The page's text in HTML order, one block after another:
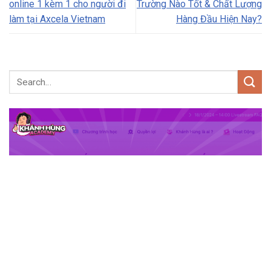
online 1 kèm 1 cho người đi
làm tại Axcela Vietnam
Trường Nào Tốt & Chất Lượng
Hàng Đầu Hiện Nay?